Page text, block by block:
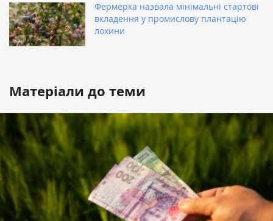
Фермерка назвала мінімальні стартові
вкладення у промислову плантацію
лохини
Матеріали до теми